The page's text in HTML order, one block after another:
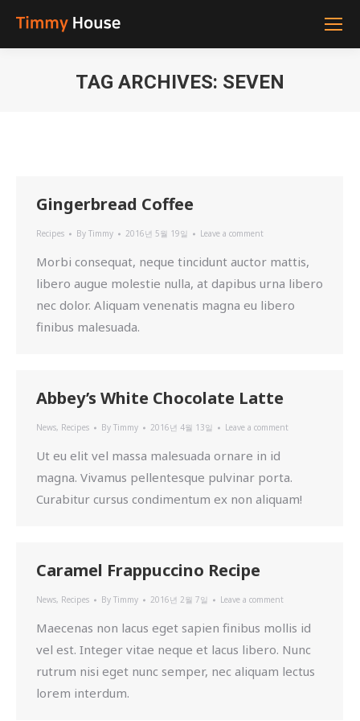
TAG ARCHIVES: SEVEN
Gingerbread Coffee
Recipes By Timmy 2016년 5월 19일 Leave a comment
Morbi consequat, neque tincidunt auctor mattis,
libero augue molestie nulla, at dapibus urna libero
nec dolor. Aliquam venenatis magna eu libero
finibus malesuada.
Abbey’s White Chocolate Latte
News, Recipes By Timmy 2016년 4월 13일 Leave a comment
Ut eu elit vel massa malesuada ornare in id
magna. Vivamus pellentesque pulvinar porta.
Curabitur cursus condimentum ex non aliquam!
Caramel Frappuccino Recipe
News, Recipes By Timmy 2016년 2월 7일 Leave a comment
Maecenas non lacus eget sapien finibus mollis id
vel est. Integer vitae neque et lacus libero. Nunc
rutrum nisi eget nunc semper, nec aliquam lectus
lorem interdum.